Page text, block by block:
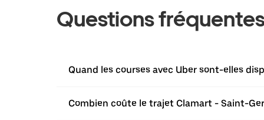
Questions
Quand les courses avec Uber sont-elles
Combien coûte le trajet Clamart - Saint-